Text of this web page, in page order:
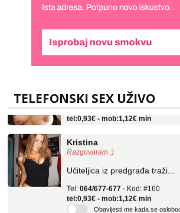
TELEFONSKI SEX UŽIVO
Tel:064/677-677- Kod: #69
Razgovaram :)
tel:0,93€ - mob:1,12€ min
Obavijesti me kada se oslobodi